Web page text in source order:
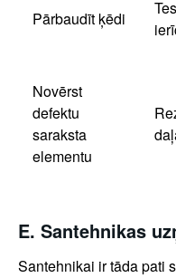
Pārbaudīt ķēdi
Novērst
defektu
saraksta
elementu
E. Santehnikas
Santehnikai ir tāda pati